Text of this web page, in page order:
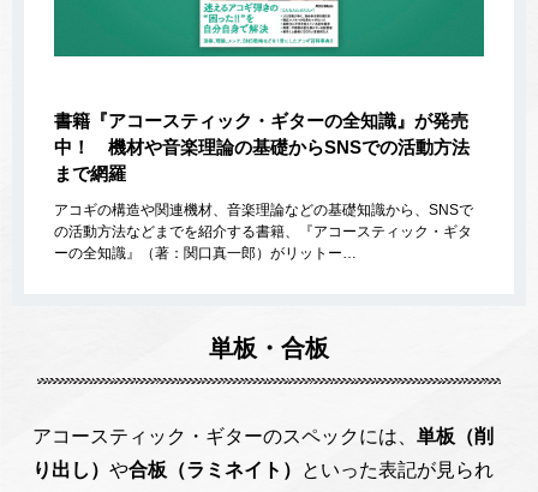
書籍『アコースティック・ギターの全知識』が発売
中！ 機材や音楽理論の基礎からSNSでの活動方法
まで網羅
アコギの構造や関連機材、音楽理論などの基礎知識から、SNSで
の活動方法などまでを紹介する書籍、『アコースティック・ギタ
ーの全知識』（著：関口真一郎）がリットー…
単板・合板
アコースティック・ギターのスペックには、単板（削
り出し）や合板（ラミネイト）
といった表記が見られ